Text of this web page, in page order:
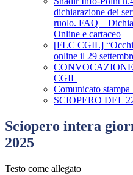
dichiarazione dei
ruolo. FAQ –
Online e cartaceo
[FLC CGIL] “Occhi
online il 29
CGIL
Comunicato stampa
SCIOPERO DEL
Sciopero intera
2025
Testo come allegato